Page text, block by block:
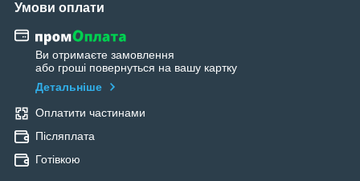
Умови оплати
Ви отримаєте замовлення
або гроші повернуться на вашу картку
Детальніше
Оплатити частинами
Післяплата
Готівкою